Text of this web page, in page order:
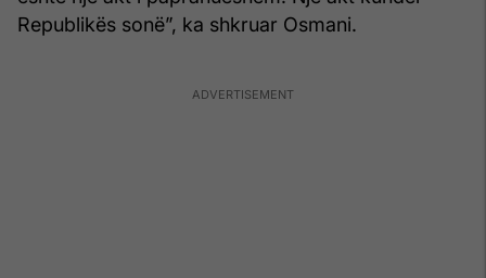
Republikës sonë”, ka shkruar Osmani.